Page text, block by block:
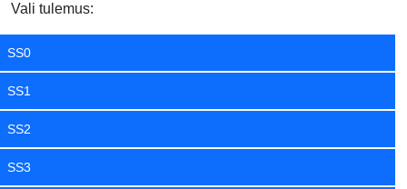
Vali tulemus:
SS0
SS1
SS2
SS3